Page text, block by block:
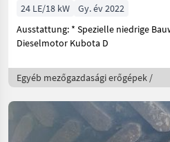
24 LE/18 kW
Gy. év 2022
Ausstattung: * Spezielle niedrige Bauweise * 3-Zylinder-
Dieselmotor Kubota D
Egyéb mezőgazdasági erőgépek /